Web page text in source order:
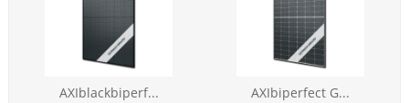
AXIblackbiperf... AXIbiperfect G...